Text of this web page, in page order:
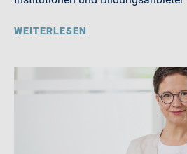
WEITERLESEN